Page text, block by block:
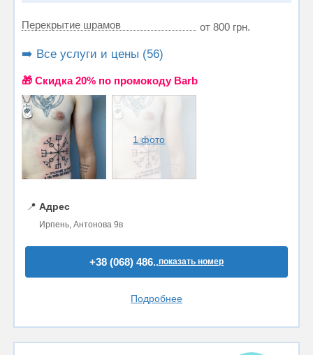
Перекрытие шрамов от 800 грн.
➡️ Все услуги и цены (56)
🎁 Cкидка 20% по промокоду Barb
1 фото
📍 Адрес
Ирпень, Антонова 9в
+38 (068) 486..показать номер
Подробнее